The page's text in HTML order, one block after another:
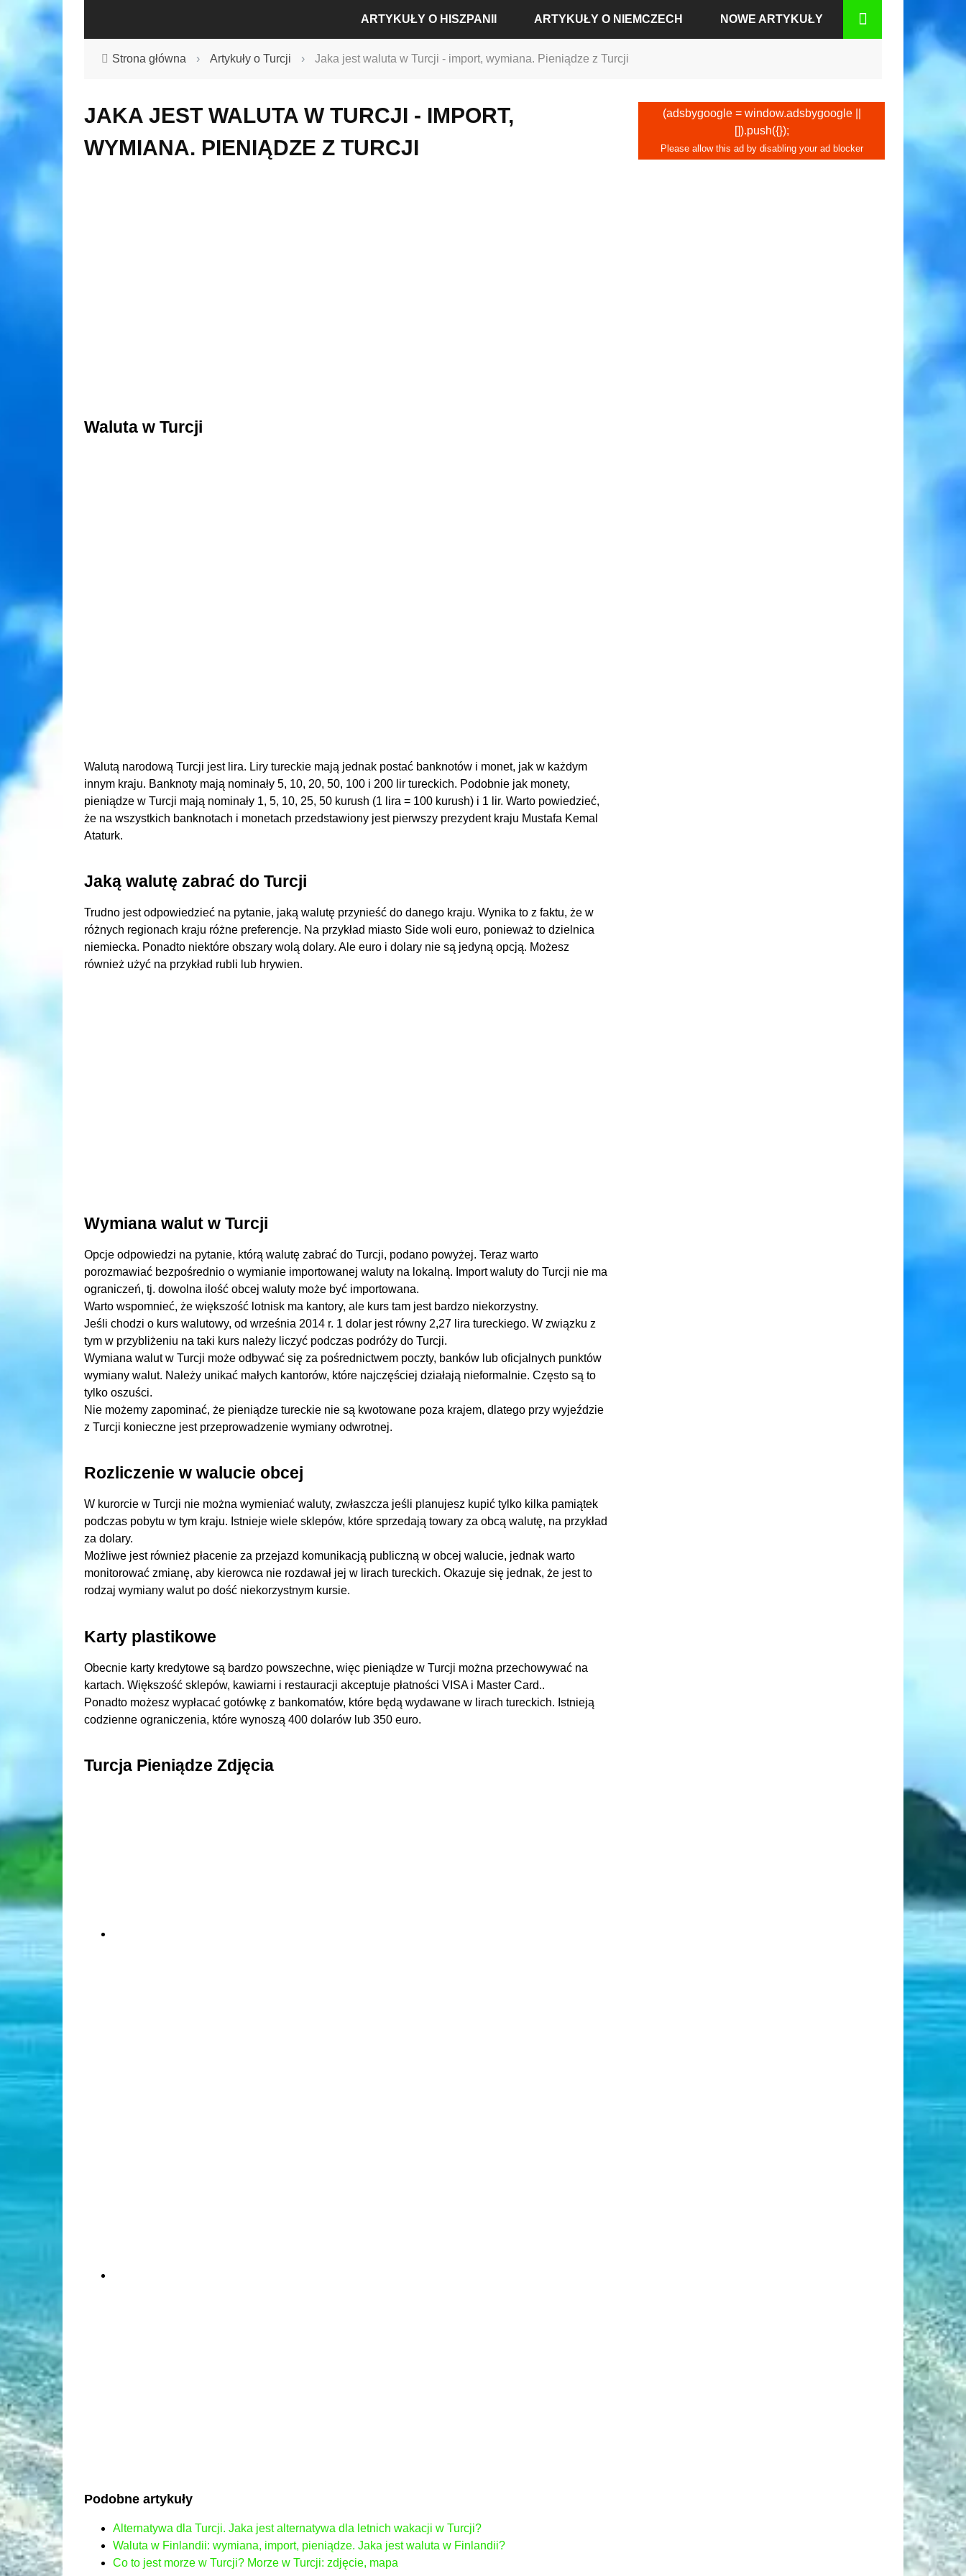
ARTYKUŁY O HISZPANII
ARTYKUŁY O BARCELONIE
ARTYKUŁY O MADRYCIE
ARTYKUŁY O NIEMCZECH NOWE ARTYKUŁY
Strona główna › Artykuły o Turcji › Jaka jest waluta w Turcji - import, wymiana. Pieniądze z Turcji
JAKA JEST WALUTA W TURCJI - IMPORT,
WYMIANA. PIENIĄDZE Z TURCJI
Waluta w Turcji
Walutą narodową Turcji jest lira. Liry tureckie mają jednak postać banknotów i monet, jak w każdym
innym kraju. Banknoty mają nominały 5, 10, 20, 50, 100 i 200 lir tureckich. Podobnie jak monety,
pieniądze w Turcji mają nominały 1, 5, 10, 25, 50 kurush (1 lira = 100 kurush) i 1 lir. Warto powiedzieć,
że na wszystkich banknotach i monetach przedstawiony jest pierwszy prezydent kraju Mustafa Kemal
Ataturk.
Jaką walutę zabrać do Turcji
Trudno jest odpowiedzieć na pytanie, jaką walutę przynieść do danego kraju. Wynika to z faktu, że w
różnych regionach kraju różne preferencje. Na przykład miasto Side woli euro, ponieważ to dzielnica
niemiecka. Ponadto niektóre obszary wolą dolary. Ale euro i dolary nie są jedyną opcją. Możesz
również użyć na przykład rubli lub hrywien.
Wymiana walut w Turcji
Opcje odpowiedzi na pytanie, którą walutę zabrać do Turcji, podano powyżej. Teraz warto
porozmawiać bezpośrednio o wymianie importowanej waluty na lokalną. Import waluty do Turcji nie ma
ograniczeń, tj. dowolna ilość obcej waluty może być importowana.
Warto wspomnieć, że większość lotnisk ma kantory, ale kurs tam jest bardzo niekorzystny.
Jeśli chodzi o kurs walutowy, od września 2014 r. 1 dolar jest równy 2,27 lira tureckiego. W związku z
tym w przybliżeniu na taki kurs należy liczyć podczas podróży do Turcji.
Wymiana walut w Turcji może odbywać się za pośrednictwem poczty, banków lub oficjalnych punktów
wymiany walut. Należy unikać małych kantorów, które najczęściej działają nieformalnie. Często są to
tylko oszuści.
Nie możemy zapominać, że pieniądze tureckie nie są kwotowane poza krajem, dlatego przy wyjeździe
z Turcji konieczne jest przeprowadzenie wymiany odwrotnej.
Rozliczenie w walucie obcej
W kurorcie w Turcji nie można wymieniać waluty, zwłaszcza jeśli planujesz kupić tylko kilka pamiątek
podczas pobytu w tym kraju. Istnieje wiele sklepów, które sprzedają towary za obcą walutę, na przykład
za dolary.
Możliwe jest również płacenie za przejazd komunikacją publiczną w obcej walucie, jednak warto
monitorować zmianę, aby kierowca nie rozdawał jej w lirach tureckich. Okazuje się jednak, że jest to
rodzaj wymiany walut po dość niekorzystnym kursie.
Karty plastikowe
Obecnie karty kredytowe są bardzo powszechne, więc pieniądze w Turcji można przechowywać na
kartach. Większość sklepów, kawiarni i restauracji akceptuje płatności VISA i Master Card..
Ponadto możesz wypłacać gotówkę z bankomatów, które będą wydawane w lirach tureckich. Istnieją
codzienne ograniczenia, które wynoszą 400 dolarów lub 350 euro.
Turcja Pieniądze Zdjęcia
Podobne artykuły
Alternatywa dla Turcji. Jaka jest alternatywa dla letnich wakacji w Turcji?
Waluta w Finlandii: wymiana, import, pieniądze. Jaka jest waluta w Finlandii?
Co to jest morze w Turcji? Morze w Turcji: zdjęcie, mapa
(adsbygoogle = window.adsbygoogle ||
[]).push({});